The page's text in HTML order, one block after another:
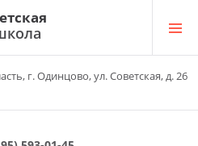
г. Одинцово, ул. Советская, д. 26